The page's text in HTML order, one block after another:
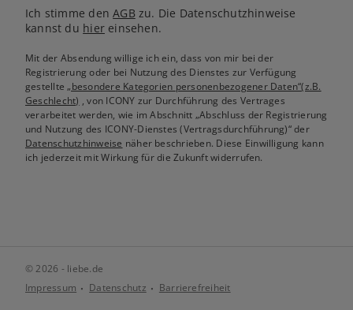
Ich stimme denAGB zu. Die Datenschutzhinweise
kannst du hiereinsehen.
Mit der Absendung willige ich ein, dass von mir bei der
Registrierung oder bei Nutzung des Dienstes zur Verfügung
gestellte„besondere Kategorien personenbezogener Daten“(z.B.
Geschlecht) , von ICONY zur Durchführung des Vertrages
verarbeitet werden, wie im Abschnitt „Abschluss der Registrierung
und Nutzung des ICONY-Dienstes (Vertragsdurchführung)“ der
Datenschutzhinweise näher beschrieben. Diese Einwilligung kann
ich jederzeit mit Wirkung für die Zukunft widerrufen.
© 2026 - liebe.de
Impressum
Datenschutz Barrierefreiheit